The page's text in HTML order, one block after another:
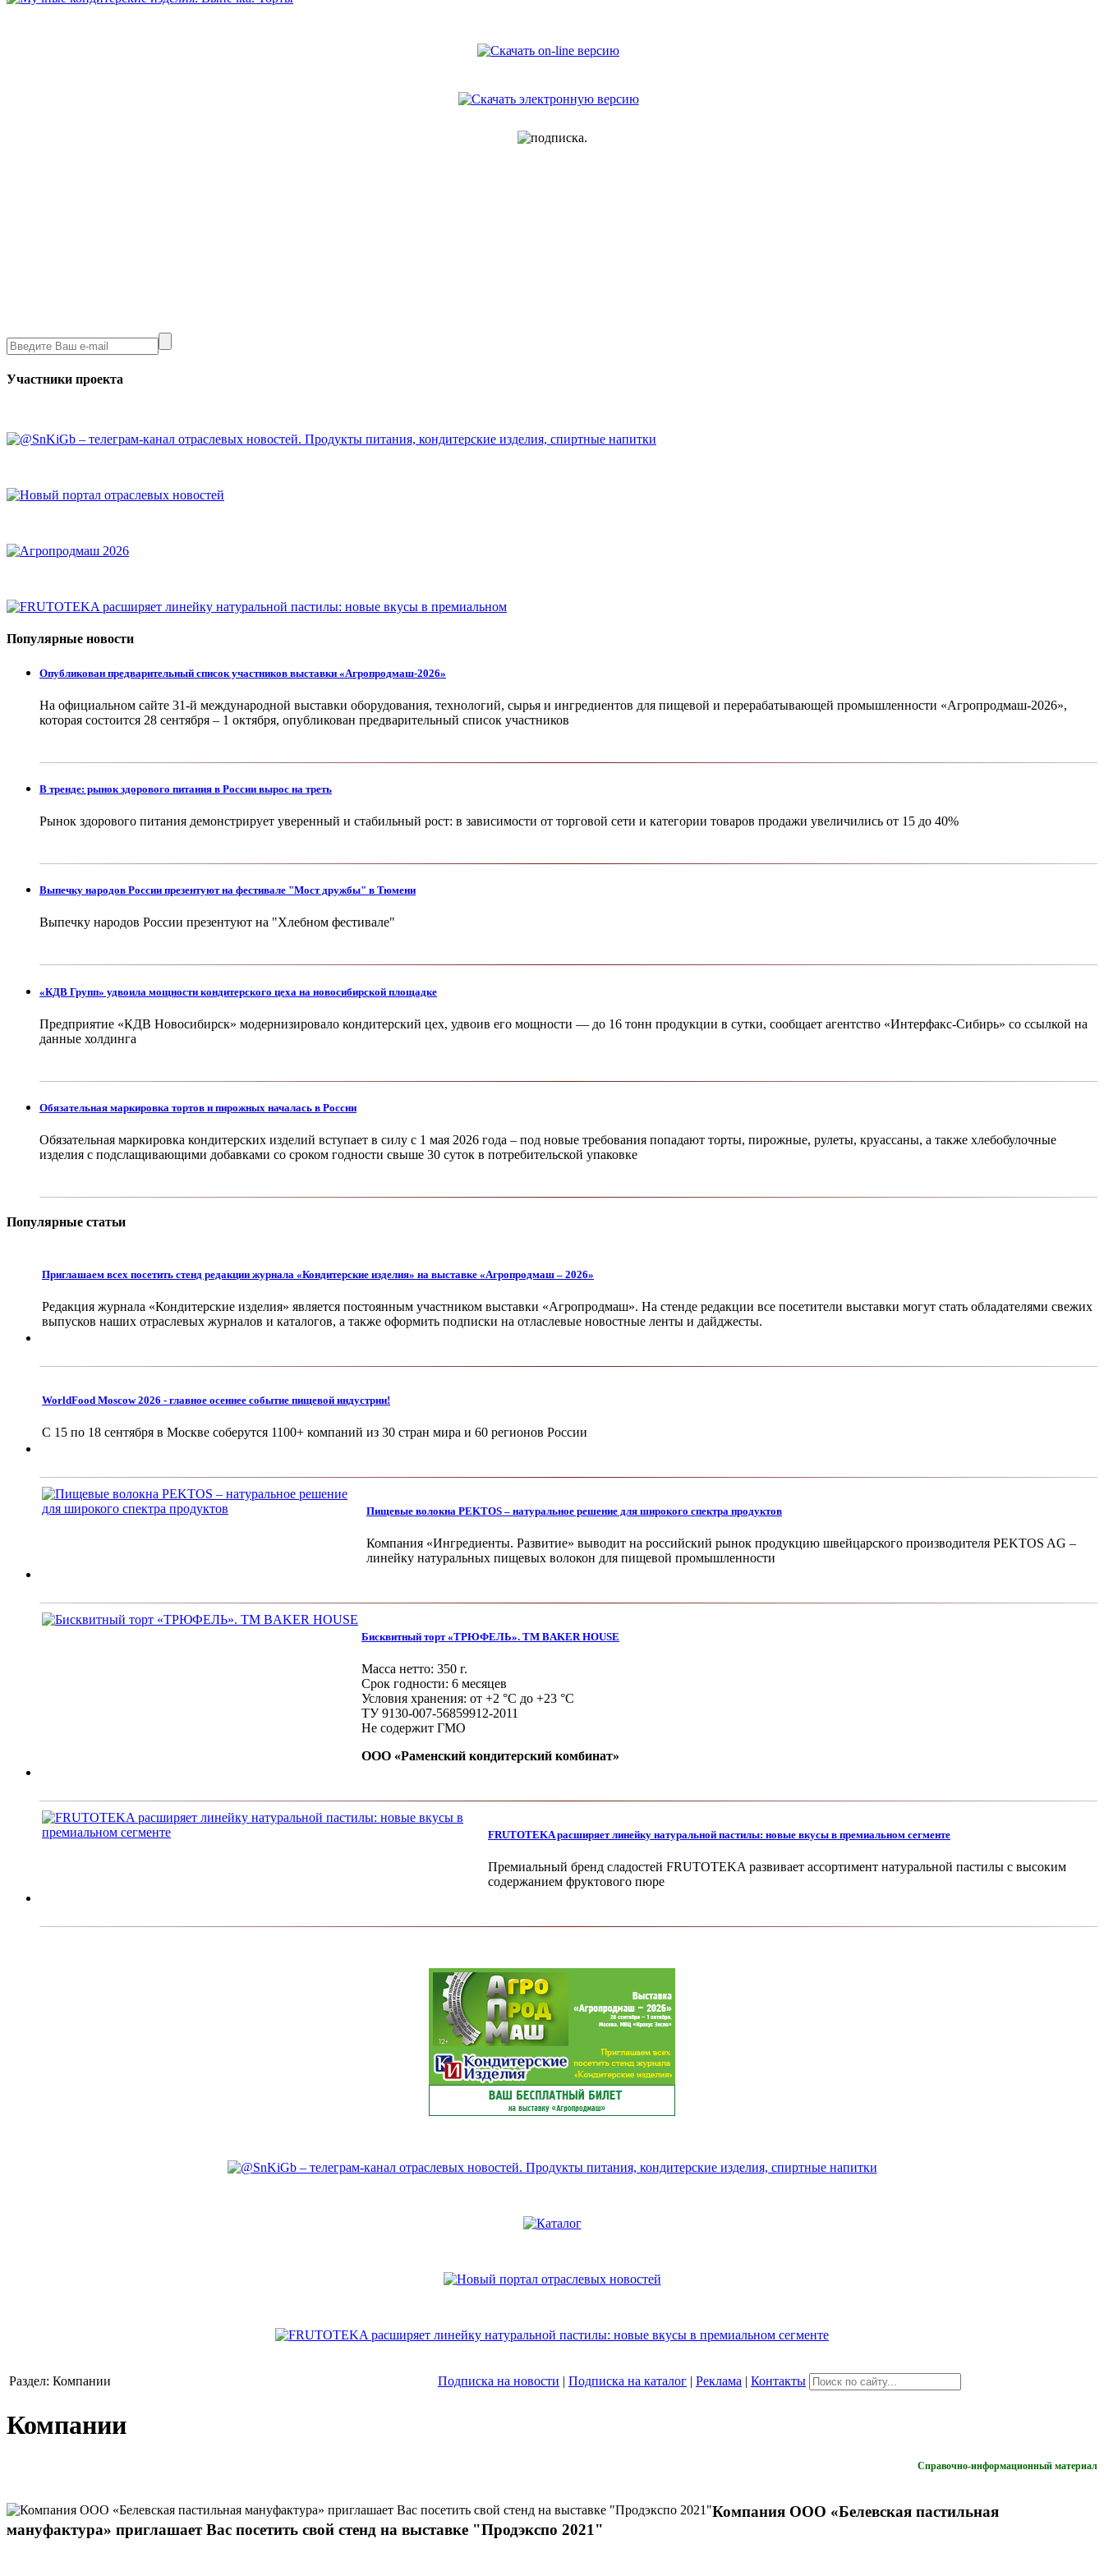
Участники проекта
Популярные новости
Опубликован предварительный список участников выставки «Агропродмаш-2026»
На официальном сайте 31-й международной выставки оборудования, технологий, сырья и ингредиентов для пищевой и перерабатывающей промышленности «Агропродмаш-2026»,
которая состоится 28 сентября – 1 октября, опубликован предварительный список участников
В тренде: рынок здорового питания в России вырос на треть
Рынок здорового питания демонстрирует уверенный и стабильный рост: в зависимости от торговой сети и категории товаров продажи увеличились от 15 до 40%
Выпечку народов России презентуют на фестивале "Мост дружбы" в Тюмени
Выпечку народов России презентуют на "Хлебном фестивале"
«КДВ Групп» удвоила мощности кондитерского цеха на новосибирской площадке
Предприятие «КДВ Новосибирск» модернизировало кондитерский цех, удвоив его мощности — до 16 тонн продукции в сутки, сообщает агентство «Интерфакс-Сибирь» со ссылкой на
данные холдинга
Обязательная маркировка тортов и пирожных началась в России
Обязательная маркировка кондитерских изделий вступает в силу с 1 мая 2026 года – под новые требования попадают торты, пирожные, рулеты, круассаны, а также хлебобулочные
изделия с подслащивающими добавками со сроком годности свыше 30 суток в потребительской упаковке
Популярные статьи
Приглашаем всех посетить стенд редакции журнала «Кондитерские изделия» на выставке «Агропродмаш – 2026»
Редакция журнала «Кондитерские изделия» является постоянным участником выставки «Агропродмаш». На стенде редакции все посетители выставки могут стать обладателями свежих
выпусков наших отраслевых журналов и каталогов, а также оформить подписки на отласлевые новостные ленты и дайджесты.
WorldFood Moscow 2026 - главное осеннее событие пищевой индустрии!
С 15 по 18 сентября в Москве соберутся 1100+ компаний из 30 стран мира и 60 регионов России
Пищевые волокна PEKTOS – натуральное решение для широкого спектра продуктов
Компания «Ингредиенты. Развитие» вы­водит на российский рынок продукцию швей­царского производителя PEKTOS AG –
ли­нейку натуральных пищевых волокон для пи­щевой промышленности
Бисквитный торт «ТРЮФЕЛЬ». ТМ BAKER HOUSE
Масса нетто: 350 г.
Срок годности: 6 месяцев
Условия хранения: от +2 °С до +23 °С
ТУ 9130-007-56859912-2011
Не содержит ГМО
ООО «Раменский кондитерский комбинат»
FRUTOTEKA расширяет линейку натуральной пастилы: новые вкусы в премиальном сегменте
Премиальный бренд сладостей FRUTOTEKA развивает ассортимент натуральной пастилы с высоким
содержанием фруктового пюре
Раздел: Компании Подписка на новости | Подписка на каталог | Реклама | Контакты
Компании
Справочно-информационный материал
Компания ООО «Белевская пастильная
мануфактура» приглашает Вас посетить свой стенд на выставке "Продэкспо 2021"